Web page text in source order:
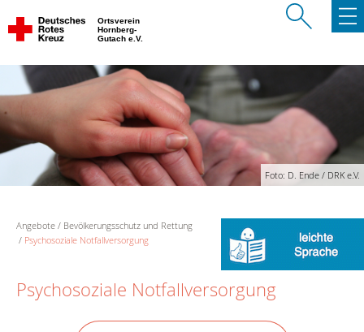
Ortsverein
Hornberg-
Gutach e.V.
Foto: D. Ende / DRK e.V.
Angebote
Bevölkerungsschutz und Rettung
Psychosoziale Notfallversorgung
Psychosoziale Notfallversorgung